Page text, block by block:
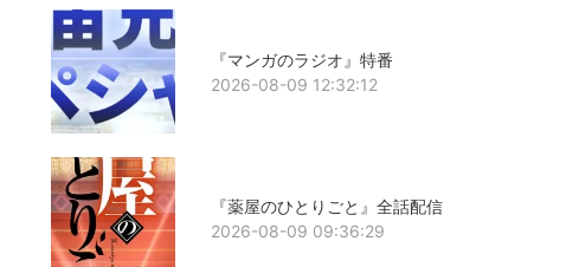
『マンガのラジオ』特番
2026-08-09 12:32:12
『薬屋のひとりごと』全話配信
2026-08-09 09:36:29